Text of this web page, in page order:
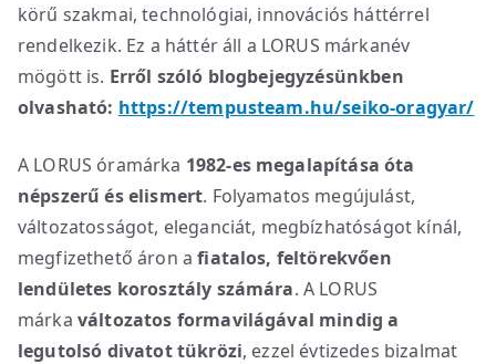
körű szakmai, technológiai, innovációs háttérrel
rendelkezik. Ez a háttér áll a LORUS márkanév
mögött is. Erről szóló blogbejegyzésünkben
olvasható: https://tempusteam.hu/seiko-oragyar/
A LORUS óramárka 1982-es megalapítása óta
népszerű és elismert. Folyamatos megújulást,
változatosságot, eleganciát, megbízhatóságot kínál,
megfizethető áron afiatalos, feltörekvően
lendületes korosztály számára. A LORUS
márka változatos formavilágával mindig a
legutolsó divatot tükrözi, ezzel évtizedes bizalmat